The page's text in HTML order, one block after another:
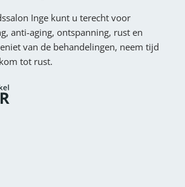
Inge kunt u terecht voor
anti-aging, ontspanning, rust en
van de behandelingen, neem tijd
tot rust.